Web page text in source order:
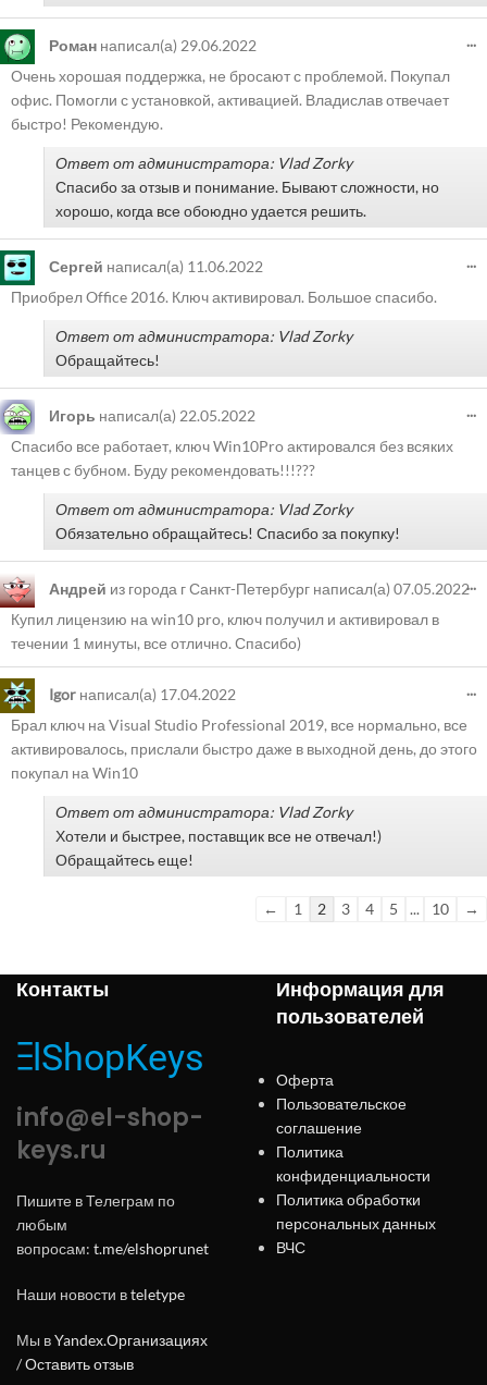
Роман написал(а) 29.06.2022
Очень хорошая поддержка, не бросают с проблемой. Покупал
офис. Помогли с установкой, активацией. Владислав отвечает
быстро! Рекомендую.
Ответ от администратора: Vlad Zorky
Спасибо за отзыв и понимание. Бывают сложности, но
хорошо, когда все обоюдно удается решить.
...
Сергей написал(а) 11.06.2022
Приобрел Office 2016. Ключ активировал. Большое спасибо.
Ответ от администратора: Vlad Zorky
Обращайтесь!
...
Игорь написал(а) 22.05.2022
Спасибо все работает, ключ Win10Pro актировался без всяких
танцев с бубном. Буду рекомендовать!!!???
Ответ от администратора: Vlad Zorky
Обязательно обращайтесь! Спасибо за покупку!
...
Андрей из города г Санкт-Петербург написал(а) 07.05.2022
Купил лицензию на win10 pro, ключ получил и активировал в
течении 1 минуты, все отлично. Спасибо)
...
Igor написал(а) 17.04.2022
Брал ключ на Visual Studio Professional 2019, все нормально, все
активировалось, прислали быстро даже в выходной день, до этого
покупал на Win10
Ответ от администратора: Vlad Zorky
Хотели и быстрее, поставщик все не отвечал!)
Обращайтесь еще!
...
← 1 2 3 4 5 ... 10 →
Контакты
info@el-shop-
keys.ru
Пишите в Телеграм по
любым
вопросам: t.me/elshoprunet
Наши новости вteletype
Мы вYandex.Организациях
/Оставить отзыв
Информация для
пользователей
Оферта
Пользовательское
соглашение
Политика
конфиденциальности
Политика обработки
персональных данных
ВЧС